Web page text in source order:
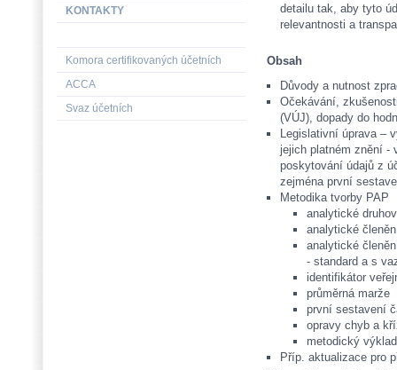
detailu tak, aby tyto
relevantnosti a
Obsah
Důvody a nutnost
Očekávání,
(VÚJ), dopady do
Legislativní úprava –
jejich platném znění -
poskytování údajů z
zejména první
Metodika tvorby PAP
analytické
analytické
analytické
- standard a s
identifikátor
průměrná marže
první sestavení
opravy chyb a
metodický
Příp. aktualizace pro
KONTAKTY
Komora certifikovaných účetních
ACCA
Svaz účetních